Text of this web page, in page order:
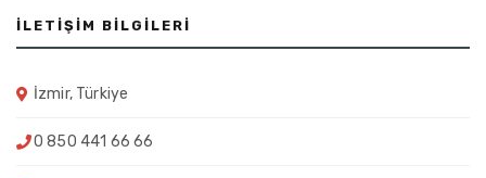
İLETIŞIM BILGILERI
İzmir, Türkiye
0 850 441 66 66